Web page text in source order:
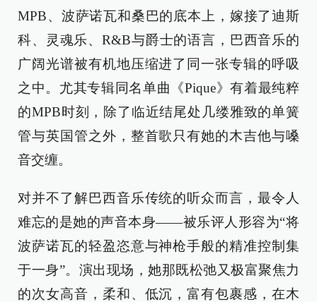
MPB、波萨诺瓦和桑巴的底本上，嫁接了迪斯
科、灵魂乐、R&B与爵士的语言，巴西音乐的
广阔光谱被有机地压缩进了同一张专辑的呼吸
之中。尤其专辑同名单曲《Pique》有着最纯粹
的MPB时刻，除了临近结尾处几缕雅致的单簧
管与英国管之外，整首歌只有她的木吉他与嗓
音交缠。
对并不了解巴西音乐传统的听众而言，最令人
难忘的是她的声音本身——被乐评人形容为“将
波萨诺瓦的轻盈恣意与神枪手般的精准控制集
于一身”。演出现场，她那既松弛又极富聚焦力
的次女高音，柔和、低沉，富有包裹感，在木